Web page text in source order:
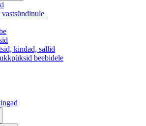
kindad, sallid
beebidele